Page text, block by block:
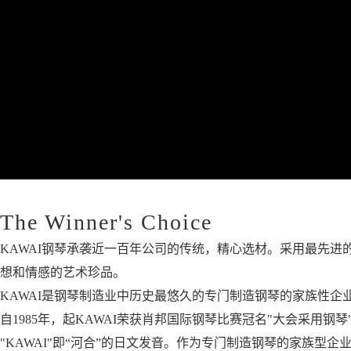
The Winner's Choice
KAWAI钢琴承袭近一百年公司的传统，精心选材。采用最先
想和情感的艺术珍品。
KAWAI是钢琴制造业中历史最悠久的专门制造钢琴的家族性
自1985年，起KAWAI荣获肖邦国际钢琴比赛冠名"大会采用钢
"KAWAI"即“河合”的日文发音。作为专门制造钢琴的家族型企